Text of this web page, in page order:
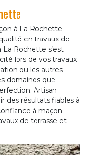
à La Rochette
en travaux de
La Rochette s’est
lors de vos travaux
ou les autres
domaines que
Artisan
des résultats fiables à
à maçon
de terrasse et